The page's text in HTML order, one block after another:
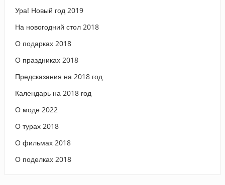
Ура! Новый год 2019
На новогодний стол 2018
О подарках 2018
О праздниках 2018
Предсказания на 2018 год
Календарь на 2018 год
О моде 2022
О турах 2018
О фильмах 2018
О поделках 2018